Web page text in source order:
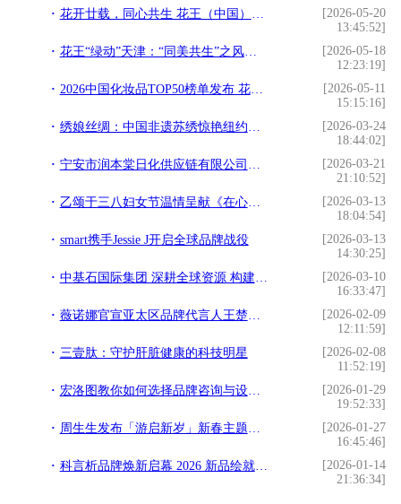
花开廿载，同心共生 花王（中国）向上海市慈善基金会捐赠285万元物资
[2026-05-20
13:45:52]
花王“绿动”天津：“同美共生”之风席卷津门十所高校
[2026-05-18
12:23:19]
2026中国化妆品TOP50榜单发布 花王上榜彰显行业品牌实力
[2026-05-11
15:15:16]
绣娘丝绸：中国非遗苏绣惊艳纽约时装周
[2026-03-24
18:44:02]
宁安市润本棠日化供应链有限公司荣获2026年“日化护肤行业消费满意品牌”
[2026-03-21
21:10:52]
乙颂于三八妇女节温情呈献《在心中种下一颗“粉”》
[2026-03-13
18:04:54]
smart携手Jessie J开启全球品牌战役
[2026-03-13
14:30:25]
中基石国际集团 深耕全球资源 构建贸易物流产业生态
[2026-03-10
16:33:47]
薇诺娜官宣亚太区品牌代言人王楚钦，以医学基因铸就国货护肤标杆
[2026-02-09
12:11:59]
三壹肽：守护肝脏健康的科技明星
[2026-02-08
11:52:19]
宏洛图教你如何选择品牌咨询与设计伙伴？理性视角下的专业参考
[2026-01-29
19:52:33]
周生生发布「游启新岁」新春主题，重构新年仪式感
[2026-01-27
16:45:46]
科言析品牌焕新启幕 2026 新品绘就精准护肤新篇
[2026-01-14
21:36:34]